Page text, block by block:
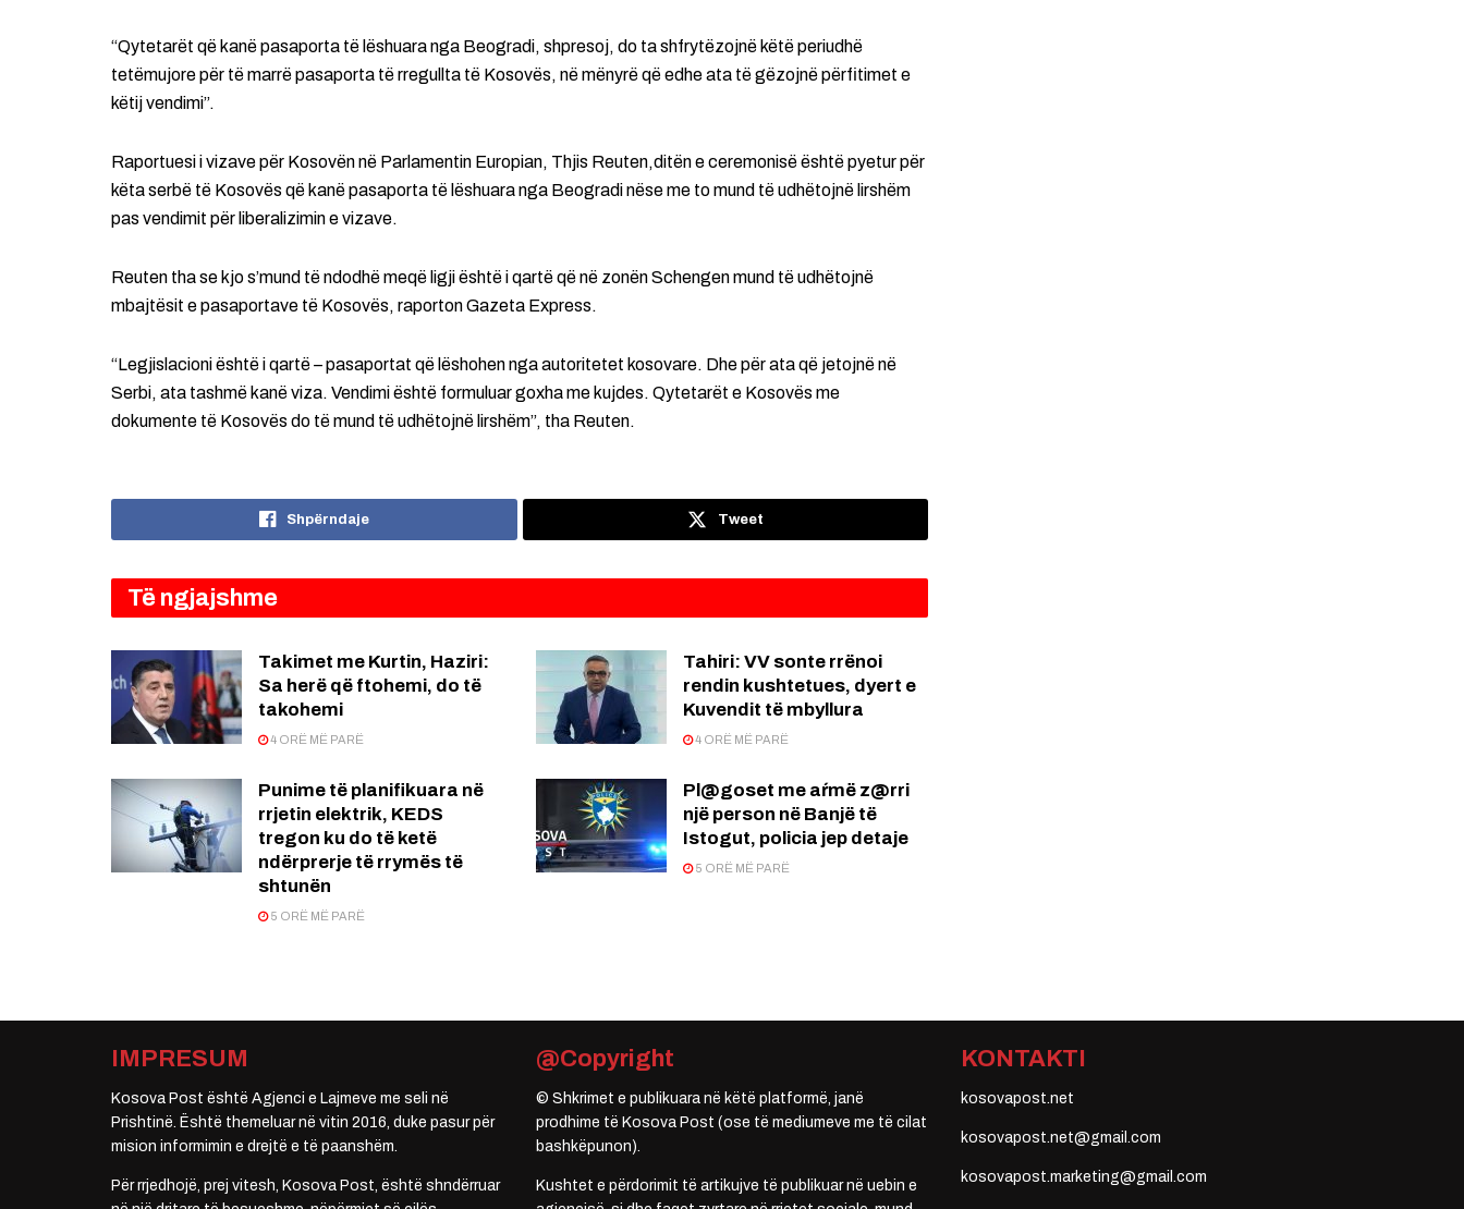
“Qytetarët që kanë pasaporta të lëshuara nga Beogradi, shpresoj, do ta shfrytëzojnë këtë periudhë
tetëmujore për të marrë pasaporta të rregullta të Kosovës, në mënyrë që edhe ata të gëzojnë përfitimet e
këtij vendimi”.
Raportuesi i vizave për Kosovën në Parlamentin Europian, Thjis Reuten,ditën e ceremonisë është pyetur për
këta serbë të Kosovës që kanë pasaporta të lëshuara nga Beogradi nëse me to mund të udhëtojnë lirshëm
pas vendimit për liberalizimin e vizave.
Reuten tha se kjo s’mund të ndodhë meqë ligji është i qartë që në zonën Schengen mund të udhëtojnë
mbajtësit e pasaportave të Kosovës, raporton Gazeta Express.
“Legjislacioni është i qartë – pasaportat që lëshohen nga autoritetet kosovare. Dhe për ata që jetojnë në
Serbi, ata tashmë kanë viza. Vendimi është formuluar goxha me kujdes. Qytetarët e Kosovës me
dokumente të Kosovës do të mund të udhëtojnë lirshëm”, tha Reuten.
Shpërndaje Tweet
Të ngjajshme
Takimet me Kurtin, Haziri:
Sa herë që ftohemi, do të
takohemi
4 ORË MË PARË
Tahiri: VV sonte rrënoi
rendin kushtetues, dyert e
Kuvendit të mbyllura
4 ORË MË PARË
Punime të planifikuara në
rrjetin elektrik, KEDS
tregon ku do të ketë
ndërprerje të rrymës të
shtunën
5 ORË MË PARË
Pl@goset me aŕmë z@rri
një person në Banjë të
Istogut, policia jep detaje
5 ORË MË PARË
IMPRESUM
Kosova Post është Agjenci e Lajmeve me seli në
Prishtinë. Është themeluar në vitin 2016, duke pasur për
mision informimin e drejtë e të paanshëm.
Për rrjedhojë, prej vitesh, Kosova Post, është shndërruar
@Copyright
© Shkrimet e publikuara në këtë platformë, janë
prodhime të Kosova Post (ose të mediumeve me të cilat
bashkëpunon).
Kushtet e përdorimit të artikujve të publikuar në uebin e
KONTAKTI
kosovapost.net
kosovapost.net@gmail.com
kosovapost.marketing@gmail.com